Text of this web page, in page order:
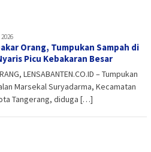
Orang, Tumpukan Sampah di
Picu Kebakaran Besar
LENSABANTEN.CO.ID – Tumpukan
Marsekal Suryadarma, Kecamatan
Tangerang, diduga […]